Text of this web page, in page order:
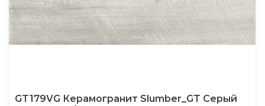
GT179VG Керамогранит Slumber_GT Серый